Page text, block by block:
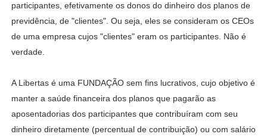
participantes, efetivamente os donos do dinheiro dos planos de
previdência, de "clientes". Ou seja, eles se consideram os CEOs
de uma empresa cujos "clientes" eram os participantes. Não é
verdade.
A Libertas é uma FUNDAÇÃO sem fins lucrativos, cujo objetivo é
manter a saúde financeira dos planos que pagarão as
aposentadorias dos participantes que contribuíram com seu
dinheiro diretamente (percentual de contribuição) ou com salário